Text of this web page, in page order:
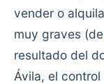
vender o
muy graves (de
resultado del
Ávila, el